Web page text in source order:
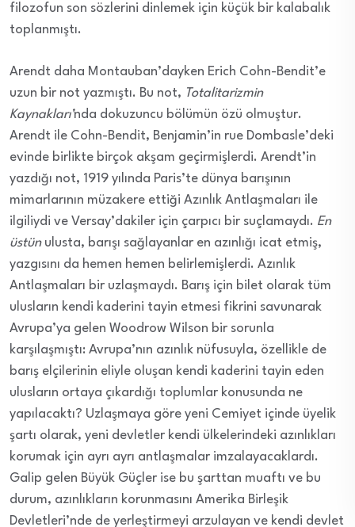
filozofun son sözlerini dinlemek için küçük bir kalabalık
toplanmıştı.
Arendt daha Montauban’dayken Erich Cohn-Bendit’e
uzun bir not yazmıştı. Bu not, Totalitarizmin
Kaynakları’nda dokuzuncu bölümün özü olmuştur.
Arendt ile Cohn-Bendit, Benjamin’in rue Dombasle’deki
evinde birlikte birçok akşam geçirmişlerdi. Arendt’in
yazdığı not, 1919 yılında Paris’te dünya barışının
mimarlarının müzakere ettiği Azınlık Antlaşmaları ile
ilgiliydi ve Versay’dakiler için çarpıcı bir suçlamaydı. En
üstünulusta, barışı sağlayanlar en azınlığı icat etmiş,
yazgısını da hemen hemen belirlemişlerdi. Azınlık
Antlaşmaları bir uzlaşmaydı. Barış için bilet olarak tüm
ulusların kendi kaderini tayin etmesi fikrini savunarak
Avrupa’ya gelen Woodrow Wilson bir sorunla
karşılaşmıştı: Avrupa’nın azınlık nüfusuyla, özellikle de
barış elçilerinin eliyle oluşan kendi kaderini tayin eden
ulusların ortaya çıkardığı toplumlar konusunda ne
yapılacaktı? Uzlaşmaya göre yeni Cemiyet içinde üyelik
şartı olarak, yeni devletler kendi ülkelerindeki azınlıkları
korumak için ayrı ayrı antlaşmalar imzalayacaklardı.
Galip gelen Büyük Güçler ise bu şarttan muaftı ve bu
durum, azınlıkların korunmasını Amerika Birleşik
Devletleri’nde de yerleştirmeyi arzulayan ve kendi devlet